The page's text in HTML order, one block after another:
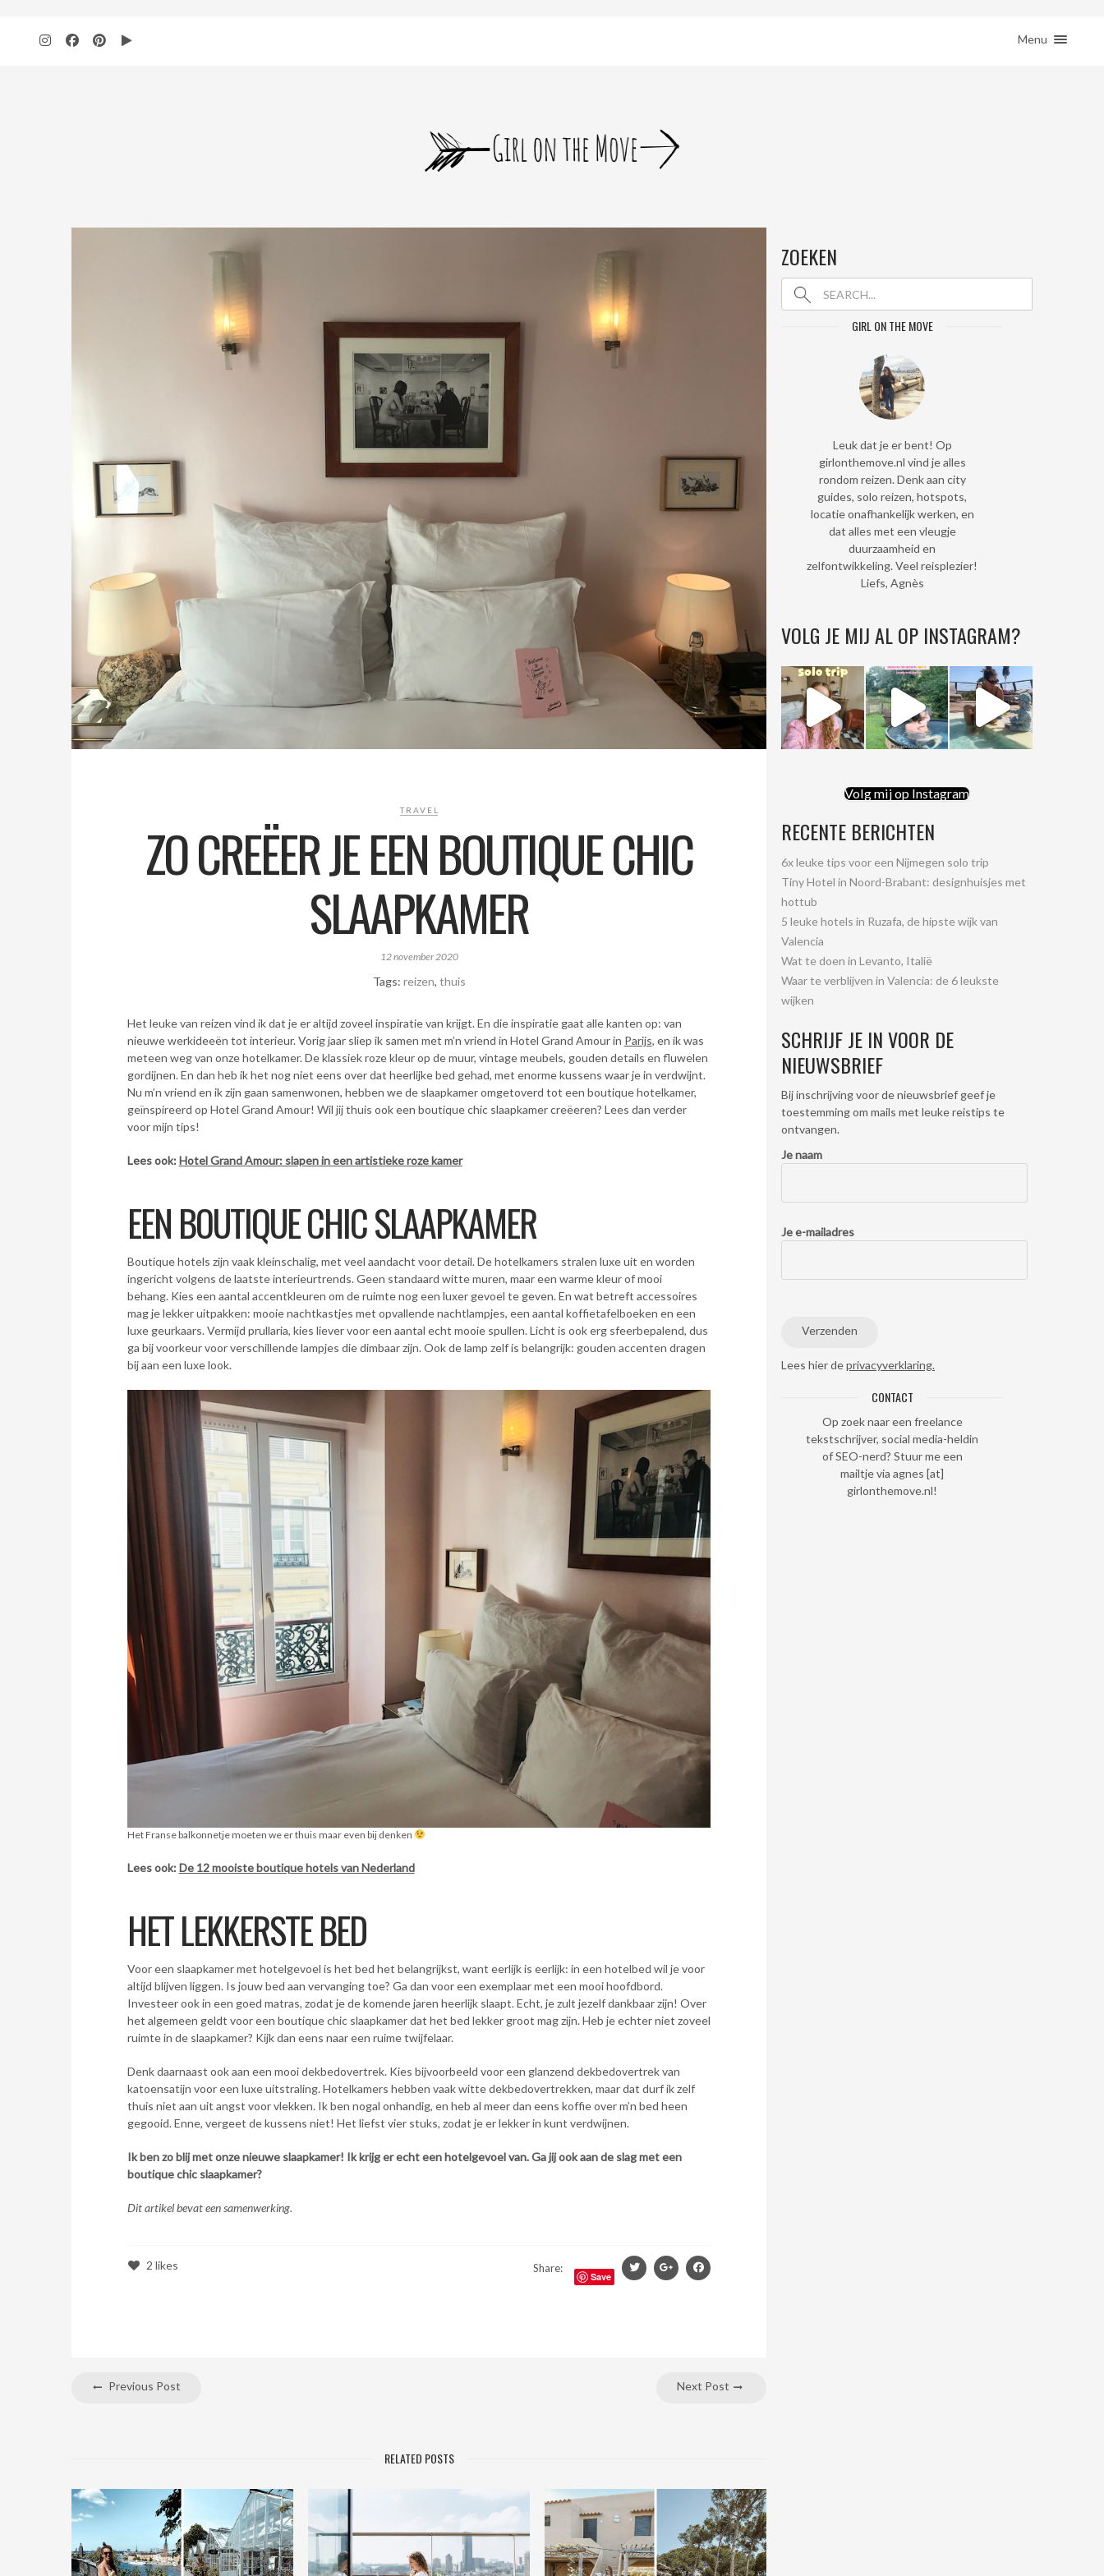
Menu
TRAVEL
ZO CREËER JE EEN BOUTIQUE CHIC
SLAAPKAMER
12 november 2020
Tags: reizen, thuis
Het leuke van reizen vind ik dat je er altijd zoveel inspiratie van krijgt. En die inspiratie gaat alle kanten op: van
nieuwe werkideeën tot interieur. Vorig jaar sliep ik samen met m’n vriend in Hotel Grand Amour in Parijs, en ik was
meteen weg van onze hotelkamer. De klassiek roze kleur op de muur, vintage meubels, gouden details en fluwelen
gordijnen. En dan heb ik het nog niet eens over dat heerlijke bed gehad, met enorme kussens waar je in verdwijnt.
Nu m’n vriend en ik zijn gaan samenwonen, hebben we de slaapkamer omgetoverd tot een boutique hotelkamer,
geïnspireerd op Hotel Grand Amour! Wil jij thuis ook een boutique chic slaapkamer creëeren? Lees dan verder
voor mijn tips!
Lees ook:Hotel Grand Amour: slapen in een artistieke roze kamer
EEN BOUTIQUE CHIC SLAAPKAMER
Boutique hotels zijn vaak kleinschalig, met veel aandacht voor detail. De hotelkamers stralen luxe uit en worden
ingericht volgens de laatste interieurtrends. Geen standaard witte muren, maar een warme kleur of mooi
behang. Kies een aantal accentkleuren om de ruimte nog een luxer gevoel te geven. En wat betreft accessoires
mag je lekker uitpakken: mooie nachtkastjes met opvallende nachtlampjes, een aantal koffietafelboeken en een
luxe geurkaars. Vermijd prullaria, kies liever voor een aantal echt mooie spullen. Licht is ook erg sfeerbepalend, dus
ga bij voorkeur voor verschillende lampjes die dimbaar zijn. Ook de lamp zelf is belangrijk: gouden accenten dragen
bij aan een luxe look.
Het Franse balkonnetje moeten we er thuis maar even bij denken
Lees ook:De 12 mooiste boutique hotels van Nederland
HET LEKKERSTE BED
Voor een slaapkamer met hotelgevoel is het bed het belangrijkst, want eerlijk is eerlijk: in een hotelbed wil je voor
altijd blijven liggen. Is jouw bed aan vervanging toe? Ga dan voor een exemplaar met een mooi hoofdbord.
Investeer ook in een goed matras, zodat je de komende jaren heerlijk slaapt. Echt, je zult jezelf dankbaar zijn! Over
het algemeen geldt voor een boutique chic slaapkamer dat het bed lekker groot mag zijn. Heb je echter niet zoveel
ruimte in de slaapkamer? Kijk dan eens naar een ruime twijfelaar.
Denk daarnaast ook aan een mooi dekbedovertrek. Kies bijvoorbeeld voor een glanzend dekbedovertrek van
katoensatijn voor een luxe uitstraling. Hotelkamers hebben vaak witte dekbedovertrekken, maar dat durf ik zelf
thuis niet aan uit angst voor vlekken. Ik ben nogal onhandig, en heb al meer dan eens koffie over m’n bed heen
gegooid. Enne, vergeet de kussens niet! Het liefst vier stuks, zodat je er lekker in kunt verdwijnen.
Ik ben zo blij met onze nieuwe slaapkamer! Ik krijg er echt een hotelgevoel van. Ga jij ook aan de slag met een
boutique chic slaapkamer?
Dit artikel bevat een samenwerking.
2 likes Share:
Save
Previous Post Next Post
RELATED POSTS
ZOEKEN
GIRL ON THE MOVE
Leuk dat je er bent! Op
girlonthemove.nl vind je alles
rondom reizen. Denk aan city
guides, solo reizen, hotspots,
locatie onafhankelijk werken, en
dat alles met een vleugje
duurzaamheid en
zelfontwikkeling. Veel reisplezier!
Liefs, Agnès
VOLG JE MIJ AL OP INSTAGRAM?
Volg mij op Instagram
RECENTE BERICHTEN
6x leuke tips voor een Nijmegen solo trip
Tiny Hotel in Noord-Brabant: designhuisjes met
hottub
5 leuke hotels in Ruzafa, de hipste wijk van
Valencia
Wat te doen in Levanto, Italië
Waar te verblijven in Valencia: de 6 leukste
wijken
SCHRIJF JE IN VOOR DE
NIEUWSBRIEF
Bij inschrijving voor de nieuwsbrief geef je
toestemming om mails met leuke reistips te
ontvangen.
Je naam
Je e-mailadres
Lees hier deprivacyverklaring.
CONTACT
Op zoek naar een freelance
tekstschrijver, social media-heldin
of SEO-nerd? Stuur me een
mailtje via agnes [at]
girlonthemove.nl!